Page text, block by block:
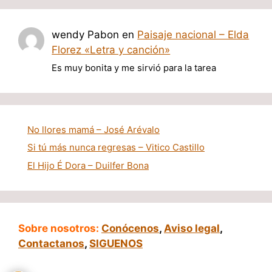
wendy Pabon en Paisaje nacional – Elda
Florez «Letra y canción»
Es muy bonita y me sirvió para la tarea
No llores mamá – José Arévalo
Si tú más nunca regresas – Vitico Castillo
El Hijo É Dora – Duilfer Bona
Sobre nosotros: Conócenos, Aviso legal,
Contactanos, SIGUENOS